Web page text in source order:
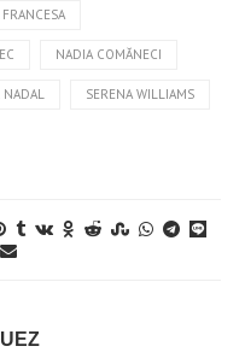
NADIA COMĂNECI
NADAL SERENA WILLIAMS